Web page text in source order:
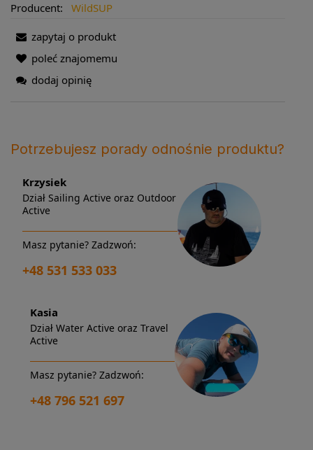
Producent:
WildSUP
zapytaj o produkt
poleć znajomemu
dodaj opinię
Potrzebujesz porady odnośnie produktu?
Krzysiek
Dział Sailing Active oraz Outdoor
Active
Masz pytanie? Zadzwoń:
+48 531 533 033
Kasia
Dział Water Active oraz Travel
Active
Masz pytanie? Zadzwoń:
+48 796 521 697